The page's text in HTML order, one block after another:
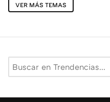
VER MÁS TEMAS